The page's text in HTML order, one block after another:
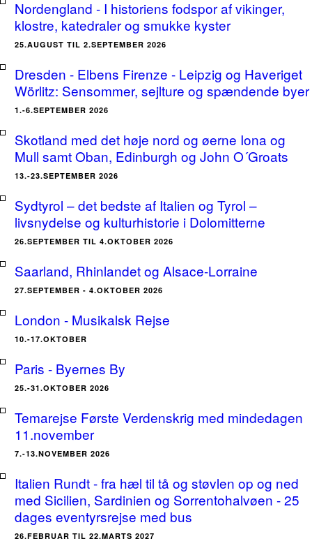
Nordengland - I historiens fodspor af vikinger,
klostre, katedraler og smukke kyster
25.AUGUST TIL 2.SEPTEMBER 2026
Dresden - Elbens Firenze - Leipzig og Haveriget
Wörlitz: Sensommer, sejlture og spændende byer
1.-6.SEPTEMBER 2026
Skotland med det høje nord og øerne Iona og
Mull samt Oban, Edinburgh og John O´Groats
13.-23.SEPTEMBER 2026
Sydtyrol – det bedste af Italien og Tyrol –
livsnydelse og kulturhistorie i Dolomitterne
26.SEPTEMBER TIL 4.OKTOBER 2026
Saarland, Rhinlandet og Alsace-Lorraine
27.SEPTEMBER - 4.OKTOBER 2026
London - Musikalsk Rejse
10.-17.OKTOBER
Paris - Byernes By
25.-31.OKTOBER 2026
Temarejse Første Verdenskrig med mindedagen
11.november
7.-13.NOVEMBER 2026
Italien Rundt - fra hæl til tå og støvlen op og ned
med Sicilien, Sardinien og Sorrentohalvøen - 25
dages eventyrsrejse med bus
26.FEBRUAR TIL 22.MARTS 2027